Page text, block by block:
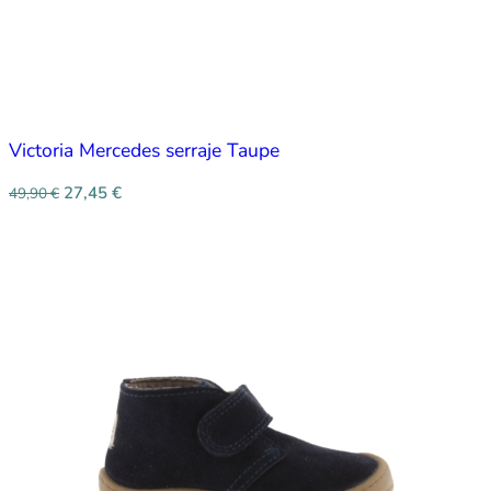
Victoria Mercedes serraje Taupe
49,90€ 27,45 €